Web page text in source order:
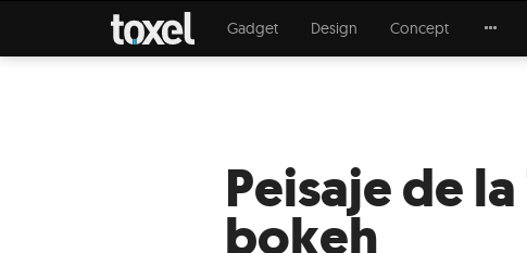
Gadget Design Concept
Peisaje de
bokeh